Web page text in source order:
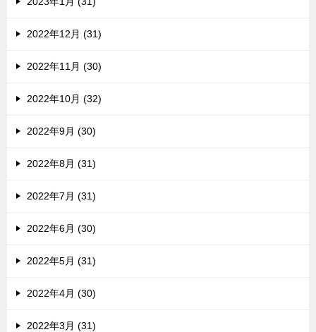
2022年12月 (31)
2022年11月 (30)
2022年10月 (32)
2022年9月 (30)
2022年8月 (31)
2022年7月 (31)
2022年6月 (30)
2022年5月 (31)
2022年4月 (30)
2022年3月 (31)